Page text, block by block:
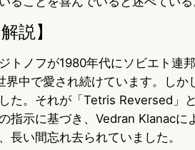
説】
トノフが1980年代にソビエト連
界中で愛され続けています。し
た。それが「Tetris Reversed」
指示に基づき、Vedran Klanac
長い間忘れ去られていました。